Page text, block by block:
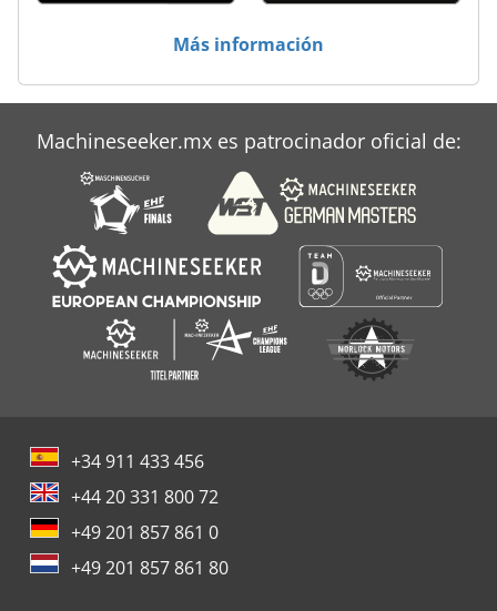
Más información
Machineseeker.mx es patrocinador oficial de:
+34 911 433 456
+44 20 331 800 72
+49 201 857 861 0
+49 201 857 861 80